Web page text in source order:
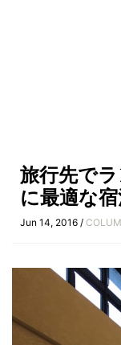
旅行先で
に最適な
Jun 14, 2016 /